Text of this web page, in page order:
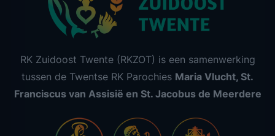
RK Zuidoost Twente (RKZOT) is een samenwerking
tussen de Twentse RK Parochies Maria Vlucht, St.
Franciscus van Assisië en St. Jacobus de Meerdere